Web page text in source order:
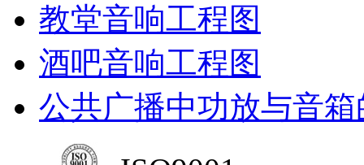
教堂音响工程图
酒吧音响工程图
公共广播中功放与音